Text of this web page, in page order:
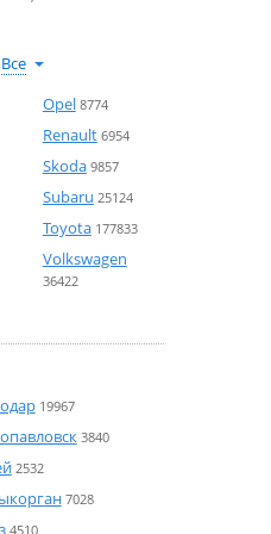
Opel 8774
Renault 6954
Skoda 9857
Subaru 25124
Toyota 177833
Volkswagen
36422
19967
3840
2532
7028
4510